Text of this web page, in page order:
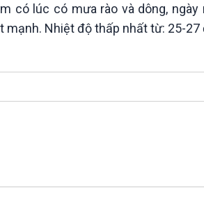
có lúc có mưa rào và dông,
mạnh. Nhiệt độ thấp nhất từ: 25-